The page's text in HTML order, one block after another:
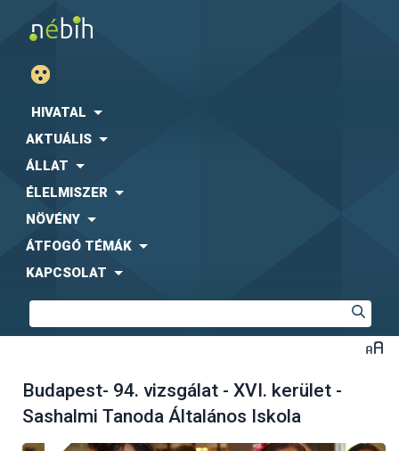
HIVATAL
AKTUÁLIS
ÁLLAT
ÉLELMISZER
NÖVÉNY
ÁTFOGÓ TÉMÁK
KAPCSOLAT
Budapest- 94. vizsgálat - XVI. kerület -
Sashalmi Tanoda Általános Iskola